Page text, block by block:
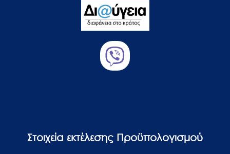
Στοιχεία εκτέλεσης Προϋπολογισμού